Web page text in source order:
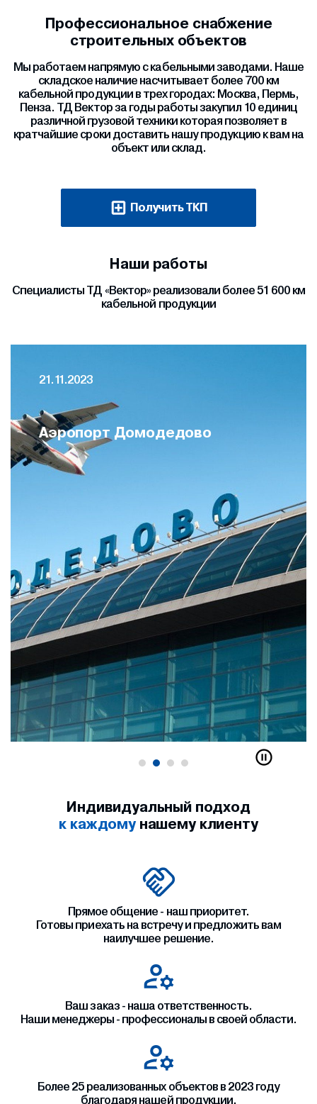
Профессиональное снабжение
строительных объектов
Мы работаем напрямую с кабельными заводами. Наше
складское наличие насчитывает более 700 км
кабельной продукции в трех городах: Москва, Пермь,
Пенза. ТД Вектор за годы работы закупил 10 единиц
различной грузовой техники которая позволяет в
кратчайшие сроки доставить нашу продукцию к вам на
объект или склад.
Получить ТКП
Наши работы
Специалисты ТД «Вектор» реализовали более 51 600 км
кабельной продукции
21.11.2023
Аэропорт Домодедово
Индивидуальный подход
к каждомунашему клиенту
Прямое общение - наш приоритет.
Готовы приехать на встречу и предложить вам
наилучшее решение.
Ваш заказ - наша ответственность.
Наши менеджеры - профессионалы в своей области.
Более 25 реализованных объектов в 2023 году
благодаря нашей продукции.